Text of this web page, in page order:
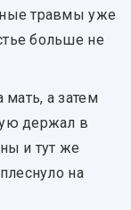
травмы уже
больше не
а затем
держал в
и тут же
на